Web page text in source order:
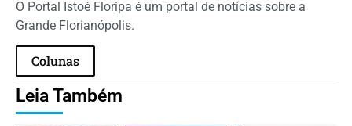
O Portal Istoé Floripa é um portal de notícias sobre a
Grande Florianópolis.
Colunas
Leia Também